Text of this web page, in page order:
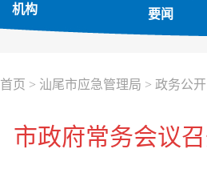
机构 要闻
首页 > 汕尾市应急管理局 > 政务公开
市政府常务会议